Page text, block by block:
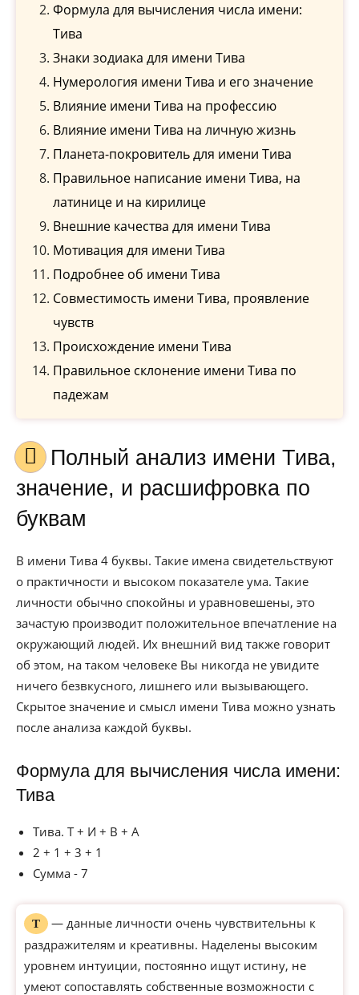
Формула для вычисления числа имени:
Тива
Знаки зодиака для имени Тива
Нумерология имени Тива и его значение
Влияние имени Тива на профессию
Влияние имени Тива на личную жизнь
Планета-покровитель для имени Тива
Правильное написание имени Тива, на
латинице и на кирилице
Внешние качества для имени Тива
Мотивация для имени Тива
Подробнее об имени Тива
Совместимость имени Тива, проявление
чувств
Происхождение имени Тива
Правильное склонение имени Тива по
падежам
Полный анализ имени Тива,
значение, и расшифровка по
буквам
В имени Тива 4 буквы. Такие имена свидетельствуют
о практичности и высоком показателе ума. Такие
личности обычно спокойны и уравновешены, это
зачастую производит положительное впечатление на
окружающий людей. Их внешний вид также говорит
об этом, на таком человеке Вы никогда не увидите
ничего безвкусного, лишнего или вызывающего.
Скрытое значение и смысл имени Тива можно узнать
после анализа каждой буквы.
Формула для вычисления числа имени:
Тива
Тива. Т + И + В + А
2 + 1 + 3 + 1
Сумма - 7
Т
— данные личности очень чувствительны к
раздражителям и креативны. Наделены высоким
уровнем интуиции, постоянно ищут истину, не
умеют сопоставлять собственные возможности с